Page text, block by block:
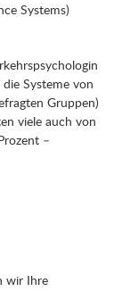
Systems)
Systeme von
Gruppen)
viele auch von
–
wir Ihre